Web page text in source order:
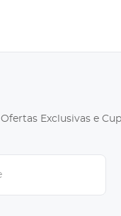
Ofertas Exclusivas e